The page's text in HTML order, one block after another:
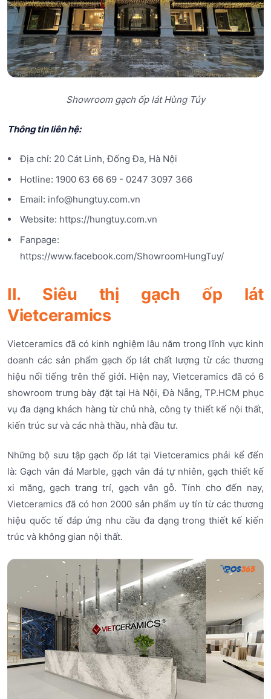
Showroom gạch ốp lát Hùng Túy
Thông tin liên hệ:
Địa chỉ: 20 Cát Linh, Đống Đa, Hà Nội
Hotline: 1900 63 66 69 - 0247 3097 366
Email: info@hungtuy.com.vn
Website: https://hungtuy.com.vn
Fanpage:
https://www.facebook.com/ShowroomHungTuy/
II. Siêu thị gạch ốp lát
Vietceramics
Vietceramics đã có kinh nghiệm lâu năm trong lĩnh vực kinh
doanh các sản phẩm gạch ốp lát chất lượng từ các thương
hiệu nổi tiếng trên thế giới. Hiện nay, Vietceramics đã có 6
showroom trưng bày đặt tại Hà Nội, Đà Nẵng, TP.HCM phục
vụ đa dạng khách hàng từ chủ nhà, công ty thiết kế nội thất,
kiến trúc sư và các nhà thầu, nhà đầu tư.
Những bộ sưu tập gạch ốp lát tại Vietceramics phải kể đến
là: Gạch vân đá Marble, gạch vân đá tự nhiên, gạch thiết kế
xi măng, gạch trang trí, gạch vân gỗ. Tính cho đến nay,
Vietceramics đã có hơn 2000 sản phẩm uy tín từ các thương
hiệu quốc tế đáp ứng nhu cầu đa dạng trong thiết kế kiến
trúc và không gian nội thất.